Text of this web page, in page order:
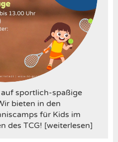
sportlich-spaßige
bieten in den
für Kids im
des TCG! [weiterlesen]